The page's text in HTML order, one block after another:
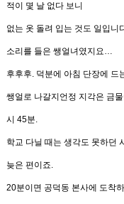
적이 몇 날 없다 보니
없는 옷 돌려 입는 것도 일입니
소리를 들은 쌩얼녀였지요…
후후후. 덕분에 아침 단장에 드
쌩얼로 나갈지언정 지각은 금물
시 45분.
학교 다닐 때는 생각도 못하던
늦은 편이죠.
20분이면 공덕동 본사에 도착